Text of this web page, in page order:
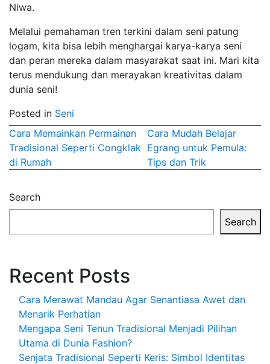
Niwa.
Melalui pemahaman tren terkini dalam seni patung
logam, kita bisa lebih menghargai karya-karya seni
dan peran mereka dalam masyarakat saat ini. Mari kita
terus mendukung dan merayakan kreativitas dalam
dunia seni!
Posted in Seni
Post
navigation
Cara Memainkan Permainan
Tradisional Seperti Congklak
di Rumah
Cara Mudah Belajar
Egrang untuk Pemula:
Tips dan Trik
Search
Search
Recent Posts
Cara Merawat Mandau Agar Senantiasa Awet dan
Menarik Perhatian
Mengapa Seni Tenun Tradisional Menjadi Pilihan
Utama di Dunia Fashion?
Senjata Tradisional Seperti Keris: Simbol Identitas